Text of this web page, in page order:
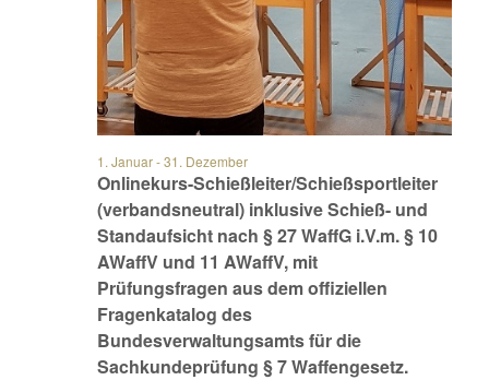
Onlinekurs-Schießleiter/Schießsportleiter
(verbandsneutral) inklusive Schieß- und
Standaufsicht nach § 27 WaffG i.V.m. § 10
AWaffV und 11 AWaffV, mit
Prüfungsfragen aus dem offiziellen
Fragenkatalog des
Bundesverwaltungsamts für die
Sachkundeprüfung § 7 Waffengesetz.
1. Januar-31. Dezember